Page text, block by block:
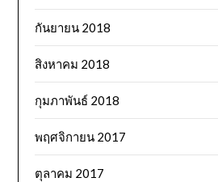
กันยายน 2018
สิงหาคม 2018
กุมภาพันธ์ 2018
พฤศจิกายน 2017
ตุลาคม 2017